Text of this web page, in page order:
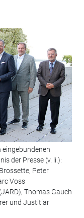
eingebundenen
der Presse (v. li.):
Peter
Voss
Thomas Gauch
und Justitiar